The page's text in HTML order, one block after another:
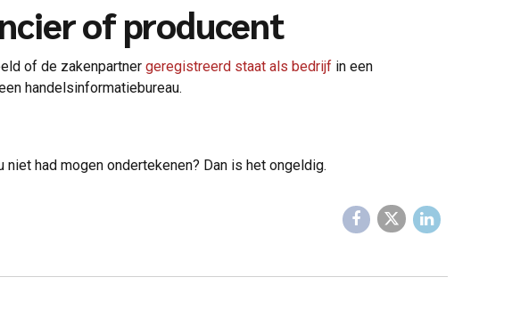
of producent
of de zakenpartner geregistreerd staat als bedrijf in een
handelsinformatiebureau.
had mogen ondertekenen? Dan is het ongeldig.